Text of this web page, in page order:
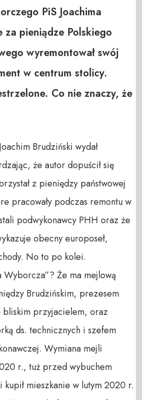
PiS Joachima
za pieniądze Polskiego
wyremontował swój
w centrum stolicy.
Co nie znaczy, że
Brudziński wydał
że autor dopuścił się
z pieniędzy państwowej
pracowały podczas remontu w
podwykonawcy PHH oraz że
obecny europoseł,
No to po kolei.
Wyborcza”? Że ma mejlową
Brudzińskim, prezesem
przyjacielem, oraz
ds. technicznych i szefem
Wymiana mejli
r., tuż przed wybuchem
mieszkanie w lutym 2020 r.